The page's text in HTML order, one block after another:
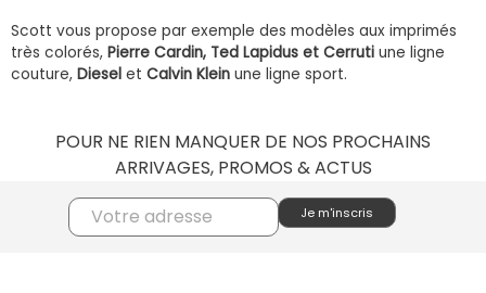
Scott vous propose par exemple des modèles aux imprimés
très colorés, Pierre Cardin, Ted Lapidus et Cerruti une ligne
couture, Diesel et Calvin Klein une ligne sport.
POUR NE RIEN MANQUER DE NOS PROCHAINS
ARRIVAGES, PROMOS & ACTUS